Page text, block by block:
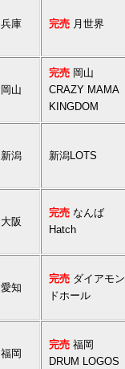
兵庫 完売 月世界
岡山
完売 岡山
CRAZY MAMA
KINGDOM
新潟 新潟LOTS
大阪
完売 なんば
Hatch
愛知
完売 ダイアモン
ドホール
福岡
完売 福岡
DRUM LOGOS